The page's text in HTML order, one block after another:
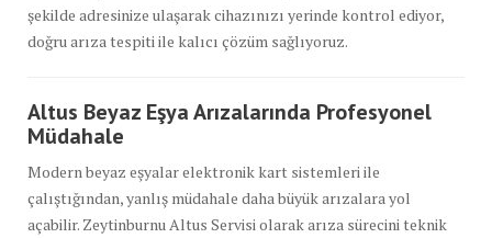
şekilde adresinize ulaşarak cihazınızı yerinde kontrol ediyor,
doğru arıza tespiti ile kalıcı çözüm sağlıyoruz.
Altus Beyaz Eşya Arızalarında Profesyonel
Müdahale
Modern beyaz eşyalar elektronik kart sistemleri ile
çalıştığından, yanlış müdahale daha büyük arızalara yol
açabilir. Zeytinburnu Altus Servisi olarak arıza sürecini teknik